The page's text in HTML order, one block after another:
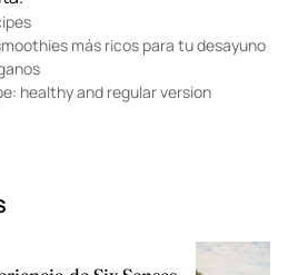
.
las frutas y la
más ricos para tu desayuno
healthy and regular version